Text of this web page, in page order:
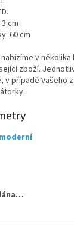
cm
60 cm
v několika
zboží.
případě Vašeho